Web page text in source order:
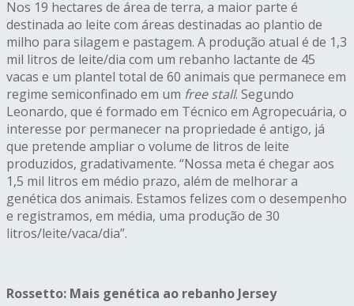
Nos 19 hectares de área de terra, a maior parte é
destinada ao leite com áreas destinadas ao plantio de
milho para silagem e pastagem. A produção atual é de 1,3
mil litros de leite/dia com um rebanho lactante de 45
vacas e um plantel total de 60 animais que permanece em
regime semiconfinado em um free stall. Segundo
Leonardo, que é formado em Técnico em Agropecuária, o
interesse por permanecer na propriedade é antigo, já
que pretende ampliar o volume de litros de leite
produzidos, gradativamente. “Nossa meta é chegar aos
1,5 mil litros em médio prazo, além de melhorar a
genética dos animais. Estamos felizes com o desempenho
e registramos, em média, uma produção de 30
litros/leite/vaca/dia”.
Rossetto: Mais genética ao rebanho Jersey